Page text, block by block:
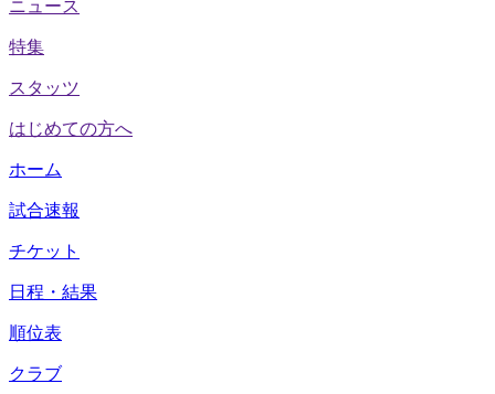
ニュース
特集
スタッツ
はじめての方へ
ホーム
試合速報
チケット
日程・結果
順位表
クラブ